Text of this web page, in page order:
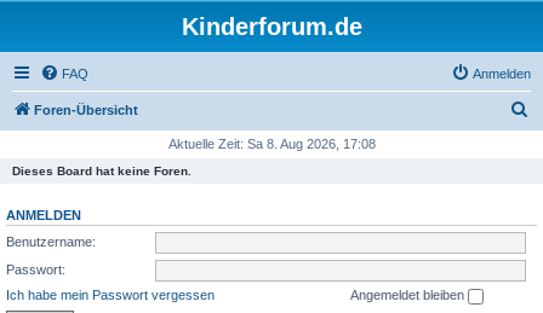
Kinderforum.de
FAQ Anmelden
Foren-Übersicht
e
Aktuelle Zeit: Sa 8. Aug 2026, 17:08
Dieses Board hat keine Foren.
ANMELDEN
Benutzername:
Passwort:
Ich habe mein Passwort vergessen
Angemeldet bleiben